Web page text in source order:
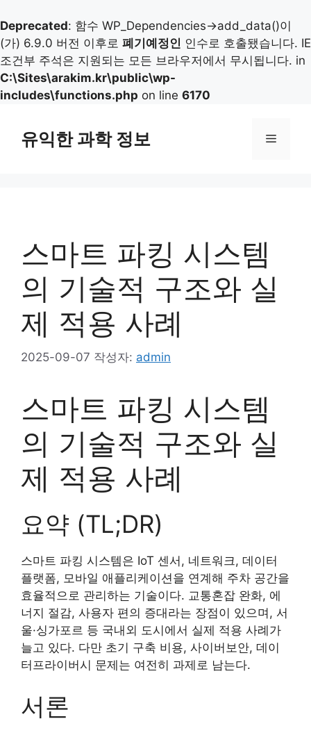
Deprecated: 함수 WP_Dependencies->add_data()이
(가) 6.9.0 버전 이후로 폐기예정인 인수로 호출됐습니다. IE
조건부 주석은 지원되는 모든 브라우저에서 무시됩니다. in
C:\Sites\arakim.kr\public\wp-
includes\functions.php on line 6170
유익한 과학 정보 메
스마트 파킹 시스템
의 기술적 구조와 실
제 적용 사례
2025-09-07 작성자: admin
스마트 파킹 시스템
의 기술적 구조와 실
제 적용 사례
요약 (TL;DR)
스마트 파킹 시스템은 IoT 센서, 네트워크, 데이터
플랫폼, 모바일 애플리케이션을 연계해 주차 공간을
효율적으로 관리하는 기술이다. 교통혼잡 완화, 에
너지 절감, 사용자 편의 증대라는 장점이 있으며, 서
울·싱가포르 등 국내외 도시에서 실제 적용 사례가
늘고 있다. 다만 초기 구축 비용, 사이버보안, 데이
터프라이버시 문제는 여전히 과제로 남는다.
서론